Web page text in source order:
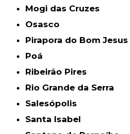
Mogi das Cruzes
Osasco
Pirapora do Bom Jesus
Poá
Ribeirão Pires
Rio Grande da Serra
Salesópolis
Santa Isabel